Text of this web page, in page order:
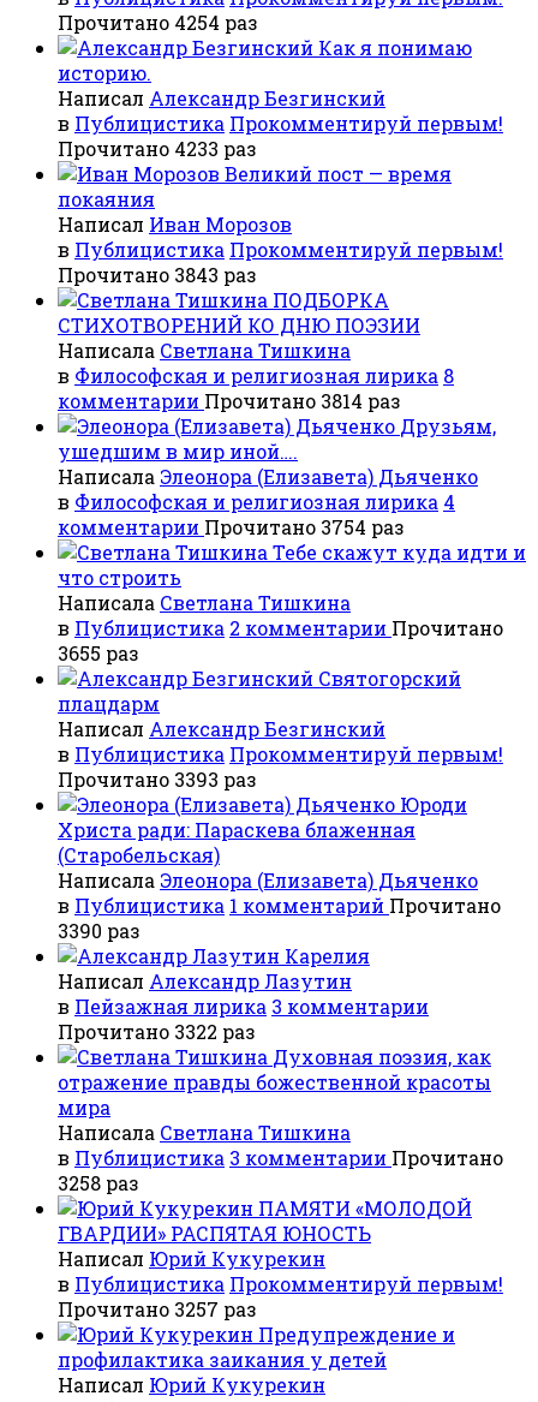
Прочитано 4254 раз
Как я понимаю
историю.
Написал Александр Безгинский
в Публицистика Прокомментируй первым!
Прочитано 4233 раз
Великий пост — время
покаяния
Написал Иван Морозов
в Публицистика Прокомментируй первым!
Прочитано 3843 раз
ПОДБОРКА
СТИХОТВОРЕНИЙ КО ДНЮ ПОЭЗИИ
Написала Светлана Тишкина
в Философская и религиозная лирика 8
комментарии Прочитано 3814 раз
Друзьям,
ушедшим в мир иной….
Написала Элеонора (Елизавета) Дьяченко
в Философская и религиозная лирика 4
комментарии Прочитано 3754 раз
Тебе скажут куда идти и
что строить
Написала Светлана Тишкина
в Публицистика 2 комментарии Прочитано
3655 раз
Святогорский
плацдарм
Написал Александр Безгинский
в Публицистика Прокомментируй первым!
Прочитано 3393 раз
Юроди
Христа ради: Параскева блаженная
(Старобельская)
Написала Элеонора (Елизавета) Дьяченко
в Публицистика 1 комментарий Прочитано
3390 раз
Карелия
Написал Александр Лазутин
в Пейзажная лирика 3 комментарии
Прочитано 3322 раз
Духовная поэзия, как
отражение правды божественной красоты
мира
Написала Светлана Тишкина
в Публицистика 3 комментарии Прочитано
3258 раз
ПАМЯТИ «МОЛОДОЙ
ГВАРДИИ» РАСПЯТАЯ ЮНОСТЬ
Написал Юрий Кукурекин
в Публицистика Прокомментируй первым!
Прочитано 3257 раз
Предупреждение и
профилактика заикания у детей
Написал Юрий Кукурекин